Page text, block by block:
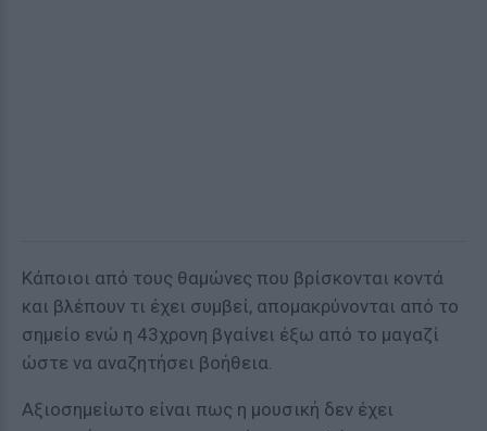
Κάποιοι από τους θαμώνες που βρίσκονται κοντά
και βλέπουν τι έχει συμβεί, απομακρύνονται από το
σημείο ενώ η 43χρονη βγαίνει έξω από το μαγαζί
ώστε να αναζητήσει βοήθεια.
Αξιοσημείωτο είναι πως η μουσική δεν έχει